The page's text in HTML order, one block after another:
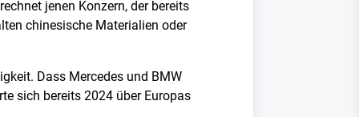
jenen Konzern, der bereits
chinesische Materialien oder
Dass Mercedes und BMW
sich bereits 2024 über Europas